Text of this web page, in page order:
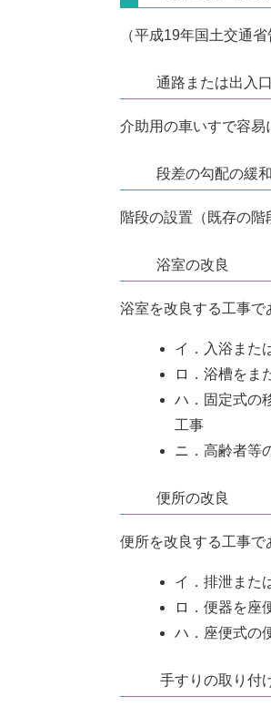
（平成19年国土交通省
通路または出入
介助用の車いすで容
段差の勾配の緩和
階段の設置（既存の
浴室の改良
浴室を改良する工事
イ．入浴また
ロ．浴槽をま
ハ．固定式の
工事
ニ．高齢者等
便所の改良
便所を改良する工事
イ．排泄また
ロ．便器を座
ハ．座便式の
手すりの取り付